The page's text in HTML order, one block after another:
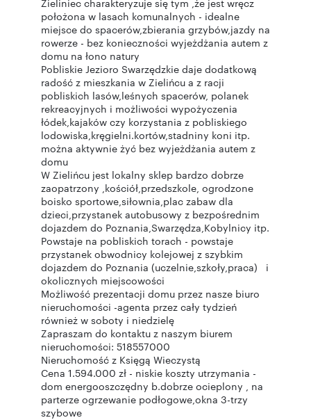
Zieliniec charakteryzuje się tym ,że jest wręcz
położona w lasach komunalnych - idealne
miejsce do spacerów,zbierania grzybów,jazdy na
rowerze - bez konieczności wyjeżdżania autem z
domu na łono natury
Pobliskie Jezioro Swarzędzkie daje dodatkową
radość z mieszkania w Zielińcu a z racji
pobliskich lasów,leśnych spacerów, polanek
rekreacyjnych i możliwości wypożyczenia
łódek,kajaków czy korzystania z pobliskiego
lodowiska,kręgielni.kortów,stadniny koni itp.
można aktywnie żyć bez wyjeżdżania autem z
domu
W Zielińcu jest lokalny sklep bardzo dobrze
zaopatrzony ,kościół,przedszkole, ogrodzone
boisko sportowe,siłownia,plac zabaw dla
dzieci,przystanek autobusowy z bezpośrednim
dojazdem do Poznania,Swarzędza,Kobylnicy itp.
Powstaje na pobliskich torach - powstaje
przystanek obwodnicy kolejowej z szybkim
dojazdem do Poznania (uczelnie,szkoły,praca) i
okolicznych miejscowości
Możliwość prezentacji domu przez nasze biuro
nieruchomości -agenta przez cały tydzień
również w soboty i niedzielę
Zapraszam do kontaktu z naszym biurem
nieruchomości: 518557000
Nieruchomość z Księgą Wieczystą
Cena 1.594.000 zł - niskie koszty utrzymania -
dom energooszczędny b.dobrze ocieplony , na
parterze ogrzewanie podłogowe,okna 3-trzy
szybowe